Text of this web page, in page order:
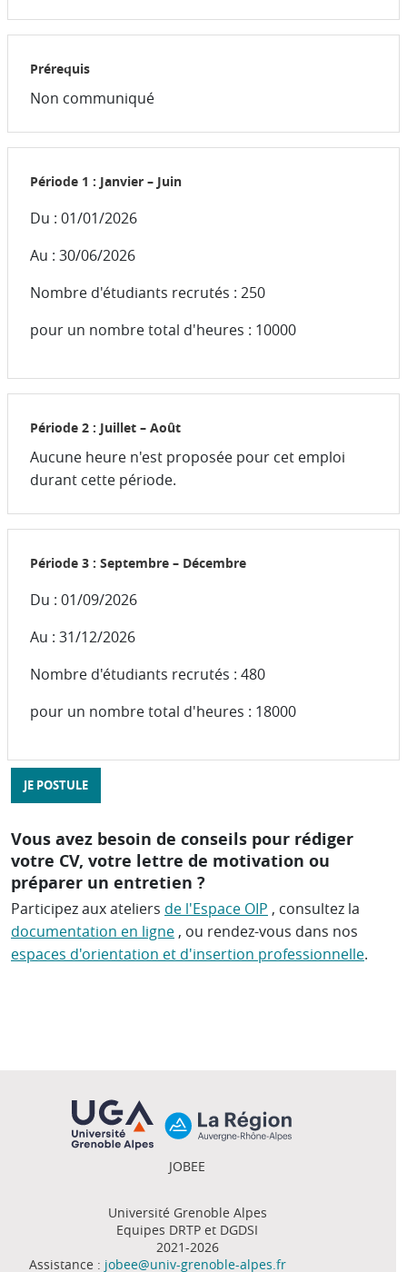
Prérequis
Non communiqué
Période 1 : Janvier – Juin
Du : 01/01/2026
Au : 30/06/2026
Nombre d'étudiants recrutés : 250
pour un nombre total d'heures : 10000
Période 2 : Juillet – Août
Aucune heure n'est proposée pour cet emploi
durant cette période.
Période 3 : Septembre – Décembre
Du : 01/09/2026
Au : 31/12/2026
Nombre d'étudiants recrutés : 480
pour un nombre total d'heures : 18000
JE POSTULE
Vous avez besoin de conseils pour rédiger
votre CV, votre lettre de motivation ou
préparer un entretien ?
Participez aux ateliers de l'Espace OIP , consultez la
documentation en ligne , ou rendez-vous dans nos
espaces d'orientation et d'insertion professionnelle.
JOBEE
Université Grenoble Alpes
Equipes DRTP et DGDSI
2021-2026
Assistance : jobee@univ-grenoble-alpes.fr